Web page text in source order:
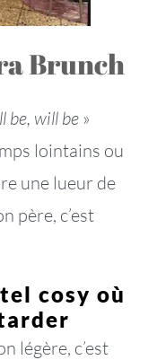
Brunch
be, will be»
lointains ou
une lueur de
père, c’est
cosy où
légère, c’est